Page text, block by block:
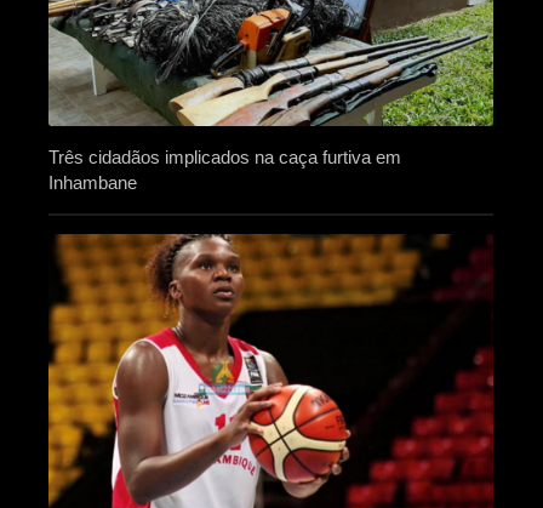
Três cidadãos implicados na caça furtiva em
Inhambane